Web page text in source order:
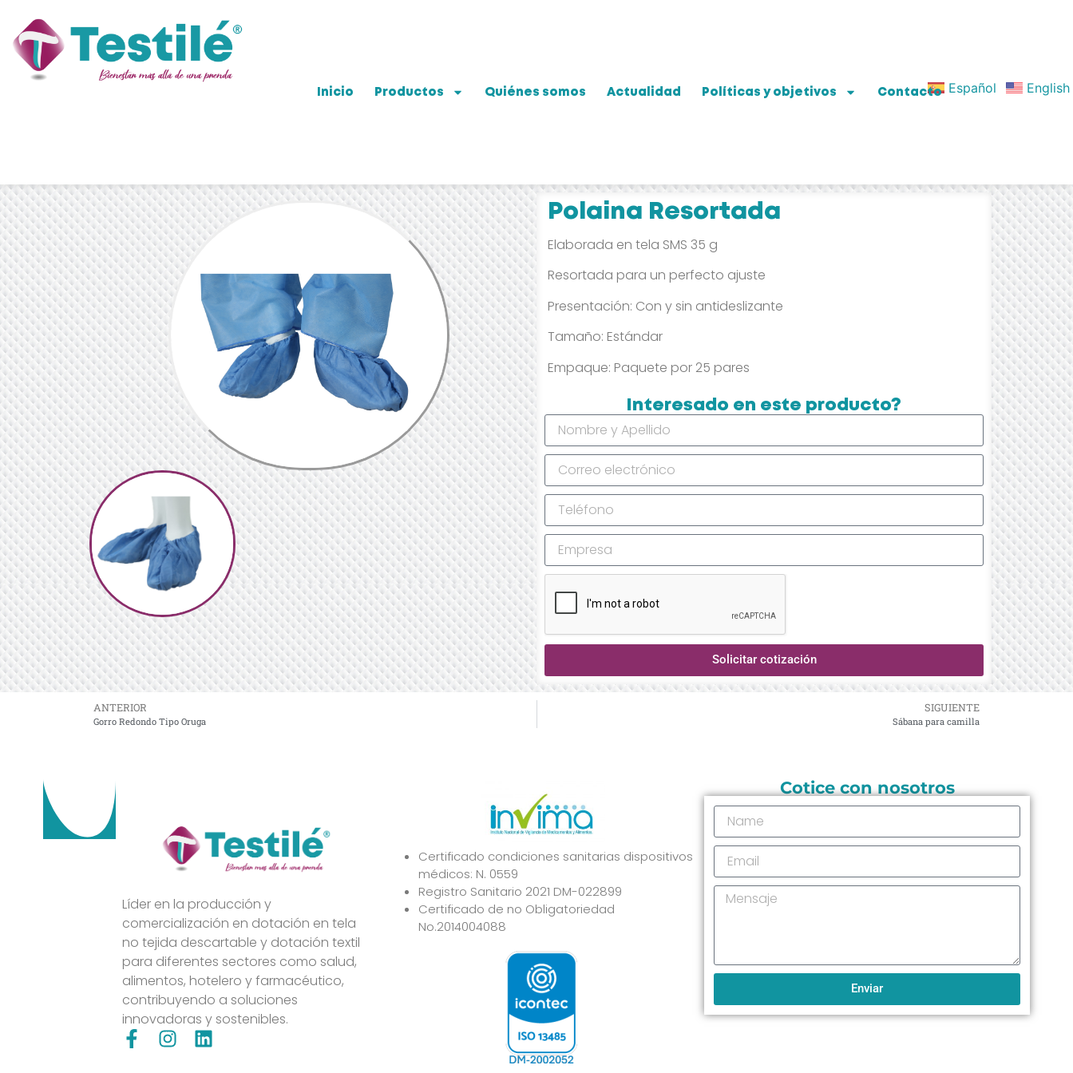
Inicio Productos Quiénes somos Actualidad Políticas y objetivos Contacto English
Español
Polaina Resortada
Elaborada en tela SMS 35 g
Resortada para un perfecto ajuste
Presentación: Con y sin antideslizante
Tamaño: Estándar
Empaque: Paquete por 25 pares
Interesado en este producto?
Solicitar cotización
ANTERIOR
Gorro Redondo Tipo Oruga
SIGUIENTE
Sábana para camilla
Líder en la producción y
comercialización en dotación en tela
no tejida descartable y dotación textil
para diferentes sectores como salud,
alimentos, hotelero y farmacéutico,
contribuyendo a soluciones
innovadoras y sostenibles.
Certificado condiciones sanitarias dispositivos
médicos: N. 0559
Registro Sanitario 2021 DM-022899
Certificado de no Obligatoriedad
No.2014004088
Cotice con nosotros
Enviar